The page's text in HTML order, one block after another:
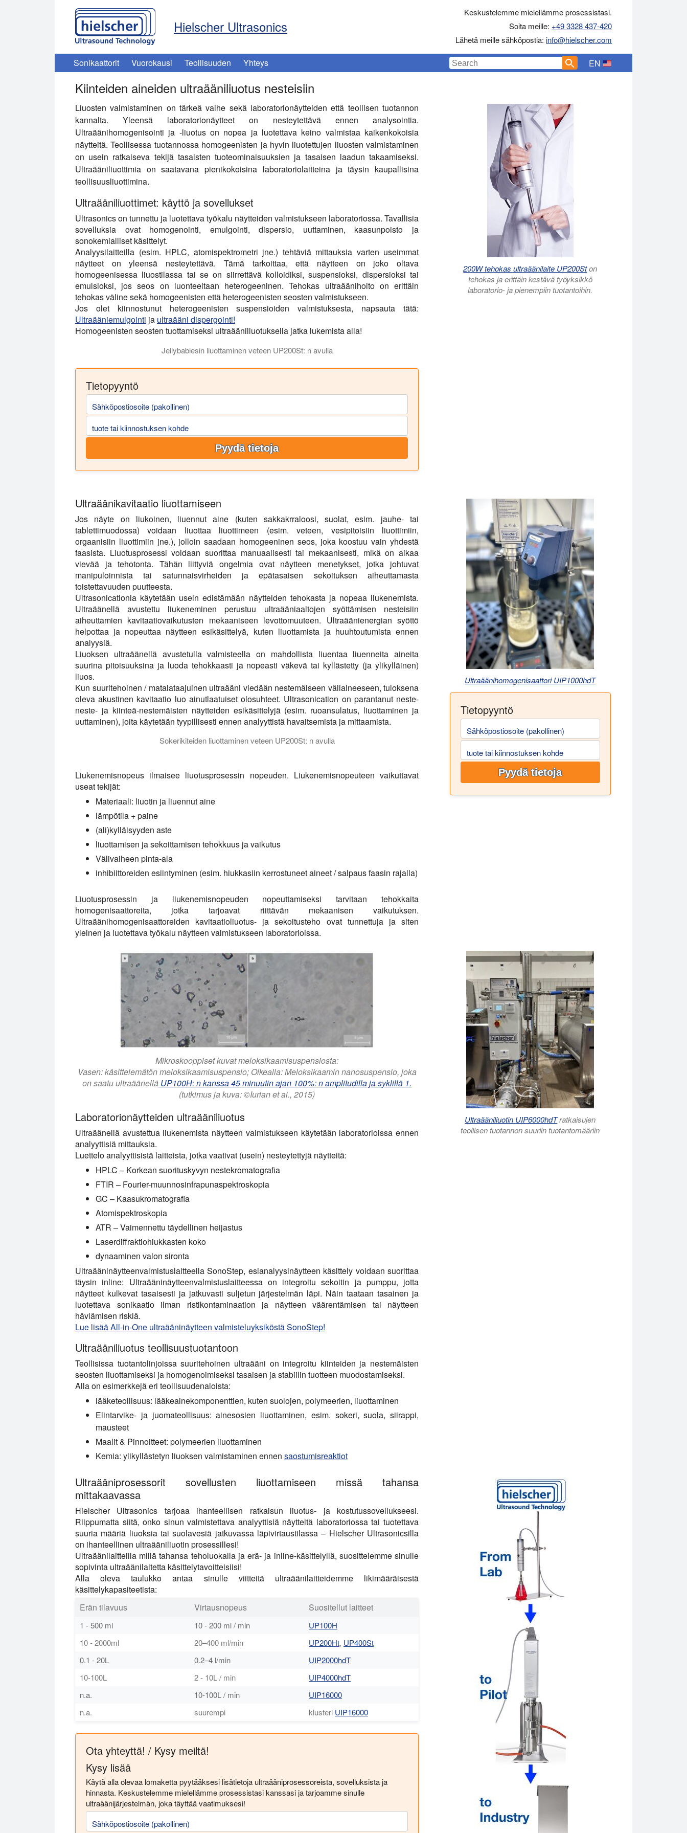
Hielscher Ultrasonics
Keskustelemme mielellämme prosessistasi.
Soita meille: +49 3328 437-420
Lähetä meille sähköpostia: info@hielscher.com
Sonikaattorit Vuorokausi Teollisuuden Yhteys EN
Kiinteiden aineiden ultraääniliuotus nesteisiin
Liuosten valmistaminen on tärkeä vaihe sekä laboratorionäytteiden että teollisen tuotannon
kannalta. Yleensä laboratorionäytteet on nesteytettävä ennen analysointia.
Ultraäänihomogenisointi ja -liuotus on nopea ja luotettava keino valmistaa kaikenkokoisia
näytteitä. Teollisessa tuotannossa homogeenisten ja hyvin liuotettujen liuosten valmistaminen
on usein ratkaiseva tekijä tasaisten tuoteominaisuuksien ja tasaisen laadun takaamiseksi.
Ultraääniliuottimia on saatavana pienikokoisina laboratoriolaitteina ja täysin kaupallisina
teollisuusliuottimina.
Ultraääniliuottimet: käyttö ja sovellukset
Ultrasonics on tunnettu ja luotettava työkalu näytteiden valmistukseen laboratoriossa. Tavallisia
sovelluksia ovat homogenointi, emulgointi, dispersio, uuttaminen, kaasunpoisto ja
sonokemialliset käsittelyt.
Analyysilaitteilla (esim. HPLC, atomispektrometri jne.) tehtäviä mittauksia varten useimmat
näytteet on yleensä nesteytettävä. Tämä tarkoittaa, että näytteen on joko oltava
homogeenisessa liuostilassa tai se on siirrettävä kolloidiksi, suspensioksi, dispersioksi tai
emulsioksi, jos seos on luonteeltaan heterogeeninen. Tehokas ultraäänihoito on erittäin
tehokas väline sekä homogeenisten että heterogeenisten seosten valmistukseen.
Jos olet kiinnostunut heterogeenisten suspensioiden valmistuksesta, napsauta tätä:
Ultraääniemulgointi ja ultraääni dispergointi!
Homogeenisten seosten tuottamiseksi ultraääniliuotuksella jatka lukemista alla!
Jellybabiesin liuottaminen veteen UP200St: n avulla
Tietopyyntö
Sähköpostiosoite (pakollinen)
tuote tai kiinnostuksen kohde
Pyydä tietoja
200W tehokas ultraäänilaite UP200Ston
tehokas ja erittäin kestävä työyksikkö
laboratorio- ja pienempiin tuotantoihin.
Ultraäänikavitaatio liuottamiseen
Jos näyte on liukoinen, liuennut aine (kuten sakkakrraloosi, suolat, esim. jauhe- tai
tablettimuodossa) voidaan liuottaa liuottimeen (esim. veteen, vesipitoisiin liuottimiin,
orgaanisiin liuottimiin jne.), jolloin saadaan homogeeninen seos, joka koostuu vain yhdestä
faasista. Liuotusprosessi voidaan suorittaa manuaalisesti tai mekaanisesti, mikä on aikaa
vievää ja tehotonta. Tähän liittyviä ongelmia ovat näytteen menetykset, jotka johtuvat
manipuloinnista tai satunnaisvirheiden ja epätasaisen sekoituksen aiheuttamasta
toistettavuuden puutteesta.
Ultrasonicationia käytetään usein edistämään näytteiden tehokasta ja nopeaa liukenemista.
Ultraäänellä avustettu liukeneminen perustuu ultraääniaaltojen syöttämisen nesteisiin
aiheuttamien kavitaatiovaikutusten mekaaniseen levottomuuteen. Ultraäänienergian syöttö
helpottaa ja nopeuttaa näytteen esikäsittelyä, kuten liuottamista ja huuhtoutumista ennen
analyysiä.
Liuoksen ultraäänellä avustetulla valmisteella on mahdollista liuentaa liuenneita aineita
suurina pitoisuuksina ja luoda tehokkaasti ja nopeasti väkevä tai kyllästetty (ja ylikylläinen)
liuos.
Kun suuritehoinen / matalataajuinen ultraääni viedään nestemäiseen väliaineeseen, tuloksena
oleva akustinen kavitaatio luo ainutlaatuiset olosuhteet. Ultrasonication on parantanut neste-
neste- ja kiinteä-nestemäisten näytteiden esikäsittelyjä (esim. ruoansulatus, liuottaminen ja
uuttaminen), joita käytetään tyypillisesti ennen analyyttistä havaitsemista ja mittaamista.
Sokerikiteiden liuottaminen veteen UP200St: n avulla
Liuottaminen on yleinen ultrasonication-sovellus. Video osoittaa sokerikiteiden nopean liukenemisen veteen Hielscher UP200St: n avulla.
Liukenemisnopeus ilmaisee liuotusprosessin nopeuden. Liukenemisnopeuteen vaikuttavat
useat tekijät:
Materiaali: liuotin ja liuennut aine
lämpötila + paine
(ali)kylläisyyden aste
liuottamisen ja sekoittamisen tehokkuus ja vaikutus
Välivaiheen pinta-ala
inhibiittoreiden esiintyminen (esim. hiukkasiin kerrostuneet aineet / salpaus faasin rajalla)
Liuotusprosessin ja liukenemisnopeuden nopeuttamiseksi tarvitaan tehokkaita
homogenisaattoreita, jotka tarjoavat riittävän mekaanisen vaikutuksen.
Ultraäänihomogenisaattoreiden kavitaatioliuotus- ja sekoitusteho ovat tunnettuja ja siten
yleinen ja luotettava työkalu näytteen valmistukseen laboratorioissa.
Ultraäänihomogenisaattori UIP1000hdT
Tietopyyntö
Sähköpostiosoite (pakollinen)
tuote tai kiinnostuksen kohde
Pyydä tietoja
Mikroskooppiset kuvat meloksikaamisuspensiosta:
Vasen: käsittelemätön meloksikaamisuspensio; Oikealla: Meloksikaamin nanosuspensio, joka
on saatu ultraäänellä UP100H: n kanssa 45 minuutin ajan 100%: n amplitudilla ja syklillä 1.
(tutkimus ja kuva: ©Iurian et ai., 2015)
Laboratorionäytteiden ultraääniliuotus
Ultraäänellä avustettua liukenemista näytteen valmistukseen käytetään laboratorioissa ennen
analyyttisiä mittauksia.
Luettelo analyyttisistä laitteista, jotka vaativat (usein) nesteytettyjä näytteitä:
HPLC – Korkean suorituskyvyn nestekromatografia
FTIR – Fourier-muunnosinfrapunaspektroskopia
GC – Kaasukromatografia
Atomispektroskopia
ATR – Vaimennettu täydellinen heijastus
Laserdiffraktiohiukkasten koko
dynaaminen valon sironta
Ultraääninäytteenvalmistuslaitteella SonoStep, esianalyysinäytteen käsittely voidaan suorittaa
täysin inline: Ultraääninäytteenvalmistuslaitteessa on integroitu sekoitin ja pumppu, jotta
näytteet kulkevat tasaisesti ja jatkuvasti suljetun järjestelmän läpi. Näin taataan tasainen ja
luotettava sonikaatio ilman ristikontaminaation ja näytteen väärentämisen tai näytteen
häviämisen riskiä.
Lue lisää All-in-One ultraääninäytteen valmisteluyksiköstä SonoStep!
Ultraääniliuotus teollisuustuotantoon
Teollisissa tuotantolinjoissa suuritehoinen ultraääni on integroitu kiinteiden ja nestemäisten
seosten liuottamiseksi ja homogenoimiseksi tasaisen ja stabiilin tuotteen muodostamiseksi.
Alla on esimerkkejä eri teollisuudenaloista:
lääketeollisuus: lääkeainekomponenttien, kuten suolojen, polymeerien, liuottaminen
Elintarvike- ja juomateollisuus: ainesosien liuottaminen, esim. sokeri, suola, siirappi,
mausteet
Maalit & Pinnoitteet: polymeerien liuottaminen
Kemia: ylikyllästetyn liuoksen valmistaminen ennen saostumisreaktiot
Ultraääniliuotin UIP6000hdTratkaisujen
teollisen tuotannon suuriin tuotantomääriin
Ultraääniprosessorit sovellusten liuottamiseen missä tahansa
mittakaavassa
Hielscher Ultrasonics tarjoaa ihanteellisen ratkaisun liuotus- ja kostutussovellukseesi.
Riippumatta siitä, onko sinun valmistettava analyyttisiä näytteitä laboratoriossa tai tuotettava
suuria määriä liuoksia tai suolavesiä jatkuvassa läpivirtaustilassa – Hielscher Ultrasonicsilla
on ihanteellinen ultraääniliuotin prosessillesi!
Ultraäänilaitteilla millä tahansa teholuokalla ja erä- ja inline-käsittelyllä, suosittelemme sinulle
sopivinta ultraäänilaitetta käsittelytavoitteisiisi!
Alla oleva taulukko antaa sinulle viitteitä ultraäänilaitteidemme likimääräisestä
käsittelykapasiteetista:
Erän tilavuus
Virtausnopeus Suositellut laitteet
1 - 500 ml 10 - 200 ml / min
UP100H
10 - 2000ml
20–400 ml/min UP200Ht, UP400St
0.1 - 20L
0.2–4 l/min
UIP2000hdT
10-100L
2 - 10L / min
UIP4000hdT
n.a.
10-100L / min
UIP16000
n.a.
suurempi klusteri UIP16000
Ota yhteyttä! / Kysy meiltä!
Kysy lisää
Käytä alla olevaa lomaketta pyytääksesi lisätietoja ultraääniprosessoreista, sovelluksista ja
hinnasta. Keskustelemme mielellämme prosessistasi kanssasi ja tarjoamme sinulle
ultraäänijärjestelmän, joka täyttää vaatimuksesi!
Sähköpostiosoite (pakollinen)